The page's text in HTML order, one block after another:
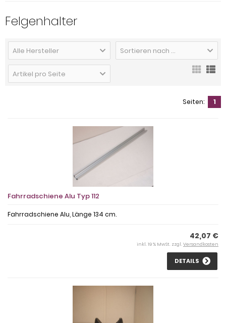
Felgenhalter
Alle Hersteller Sortieren nach ...
Artikel pro Seite
Seiten: 1
Fahrradschiene Alu Typ 112
Fahrradschiene Alu, Länge 134 cm.
42,07 €
inkl. 19 % MwSt. zzgl. Versandkosten
DETAILS